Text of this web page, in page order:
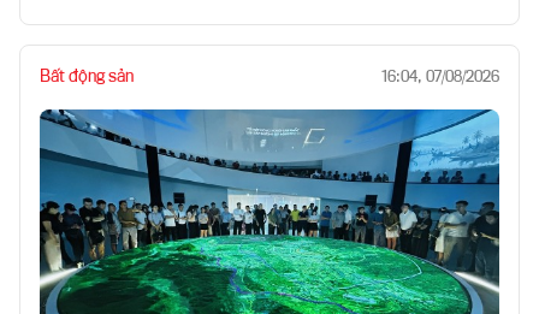
Bất động sản 16:04, 07/08/2026